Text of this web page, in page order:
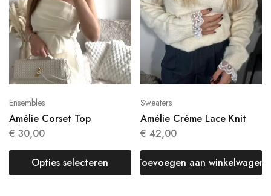
Ensembles
Amélie Corset Top
€ 30,00
Opties selecteren
Sweaters
Amélie Crème Lace Knit
€ 42,00
Toevoegen aan winkelwagen